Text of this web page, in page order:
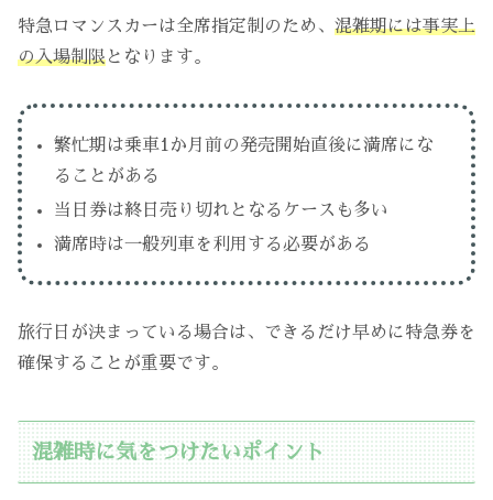
特急ロマンスカーは全席指定制のため、 混雑期には事実上
の入場制限となります。
繁忙期は乗車1か月前の発売開始直後に満席にな
ることがある
当日券は終日売り切れとなるケースも多い
満席時は一般列車を利用する必要がある
旅行日が決まっている場合は、できるだけ早めに特急券を
確保することが重要です。
混雑時に気をつけたいポイント